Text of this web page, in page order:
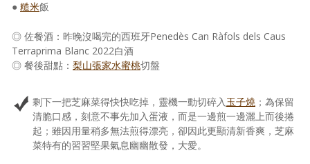
合作與代言
● 糙米飯
◎ 佐餐酒：昨晚沒喝完的西班牙Penedès Can Ràfols dels Caus
Terraprima Blanc 2022白酒
◎ 餐後甜點： 梨山張家水蜜桃切盤
剩下一把芝麻菜得快快吃掉，靈機一動切碎入玉子燒 ；為保留
清脆口感，刻意不事先加入蛋液，而是一邊煎一邊灑上而後捲
起；雖因用量稍多無法煎得漂亮，卻因此更顯清新香爽，芝麻
菜特有的習習堅果氣息幽幽散發，大愛。